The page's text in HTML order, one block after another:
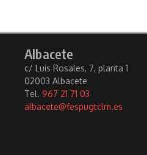
Albacete
c/ Luis Rosales, 7, planta 1
02003 Albacete
Tel. 967 21 71 03
albacete@fespugtclm.es